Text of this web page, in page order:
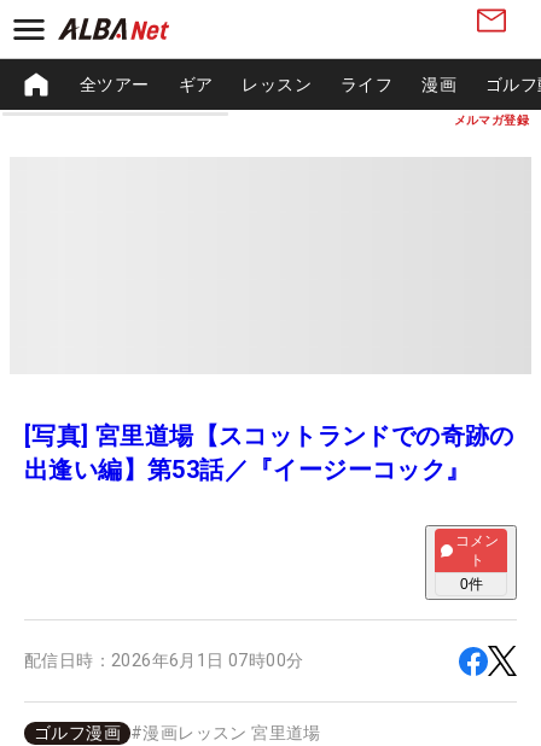
メルマガ登録
全ツアー ギア レッスン ライフ 漫画 ゴル
[写真] 宮里道場【スコットランドでの奇跡の
出逢い編】第53話／『イージーコック』
コメン
ト
0件
配信日時： 2026年6月1日 07時00分
ゴルフ漫画 #漫画レッスン 宮里道場